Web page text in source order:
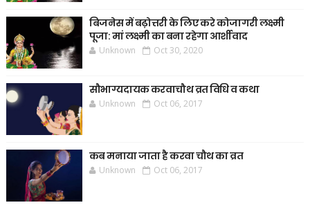
बिजनेस में बढ़ोत्तरी के लिए करे कोजागरी लक्ष्मी
पूजा: मां लक्ष्मी का बना रहेगा आर्शीवाद
Unknown Oct 30, 2020
सौभाग्यदायक करवाचौथ व्रत विधि व कथा
Unknown Oct 06, 2017
कब मनाया जाता है करवा चौथ का व्रत
Unknown Oct 06, 2017